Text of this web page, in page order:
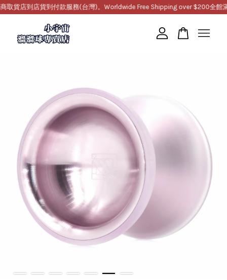
貨店到店貨到付款服務(台灣)。Worldwide Free Shipping over $200全館滿